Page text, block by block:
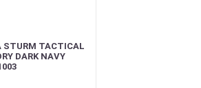
TACTICAL
DARK NAVY